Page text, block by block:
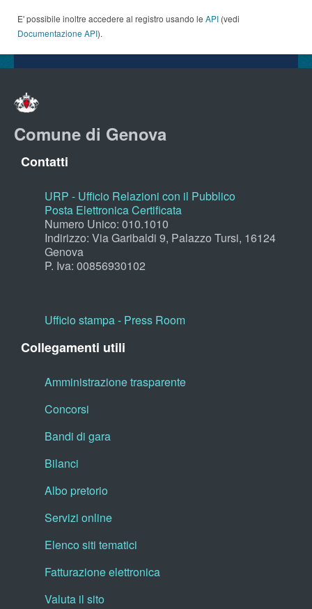
E' possibile inoltre accedere al registro usando le API (vedi
Documentazione API).
Comune di Genova
Contatti
URP - Ufficio Relazioni con il Pubblico
Posta Elettronica Certificata
Numero Unico: 010.1010
Indirizzo: Via Garibaldi 9, Palazzo Tursi, 16124
Genova
P. Iva: 00856930102
Ufficio stampa - Press Room
Collegamenti utili
Amministrazione trasparente
Concorsi
Bandi di gara
Bilanci
Albo pretorio
Servizi online
Elenco siti tematici
Fatturazione elettronica
Valuta il sito